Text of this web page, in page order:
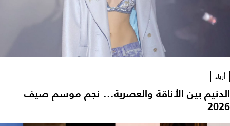
أزياء
الدنيم بين الأناقة والعصرية... نجم موسم صيف
2026